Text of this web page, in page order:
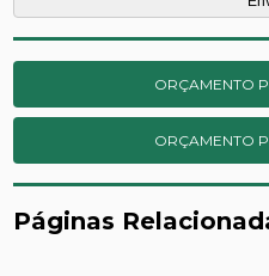
ORÇAMENTO
ORÇAMENTO
Páginas